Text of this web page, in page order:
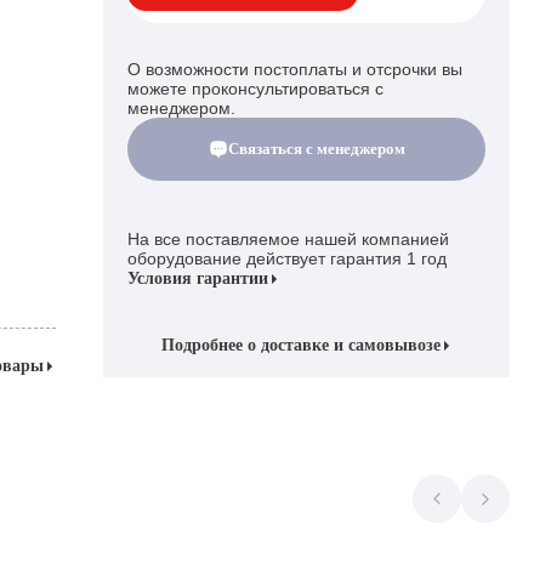
О возможности постоплаты и отсрочки вы
можете проконсультироваться с
менеджером.
Связаться с менеджером
На все поставляемое нашей компанией
оборудование действует гарантия 1 год
Условия гарантии
Подробнее о доставке и самовывозе